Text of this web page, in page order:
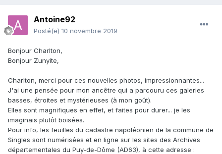
Antoine92
Posté(e) 10 novembre 2019
Bonjour Charlton,
Bonjour Zunyite,
Charlton, merci pour ces nouvelles photos, impressionnantes...
J'ai une pensée pour mon ancêtre qui a parcouru ces galeries
basses, étroites et mystérieuses (à mon goût).
Elles sont magnifiques en effet, et faites pour durer... je les
imaginais plutôt boisées.
Pour info, les feuilles du cadastre napoléonien de la commune de
Singles sont numérisées et en ligne sur les sites des Archives
départementales du Puy-de-Dôme (AD63), à cette adresse :